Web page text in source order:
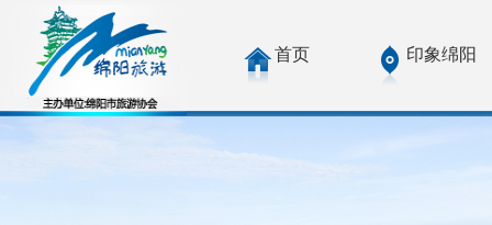
首页 印象绵阳